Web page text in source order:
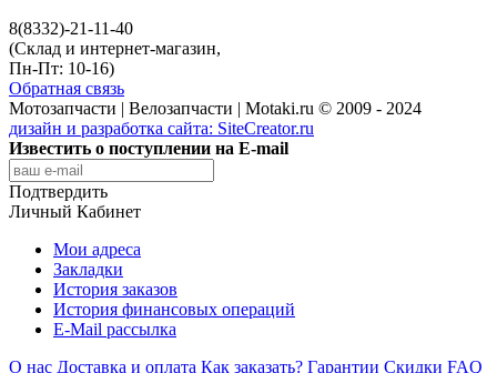
8(8332)-21-11-40
(Склад и интернет-магазин,
Пн-Пт: 10-16)
Обратная связь
Мотозапчасти | Велозапчасти | Motaki.ru © 2009 - 2024
дизайн и разработка сайта: SiteCreator.ru
Известить о поступлении на E-mail
Подтвердить
Личный Кабинет
Мои адреса
Закладки
История заказов
История финансовых операций
E-Mail рассылка
О нас Доставка и оплата Как заказать? Гарантии Скидки FAQ